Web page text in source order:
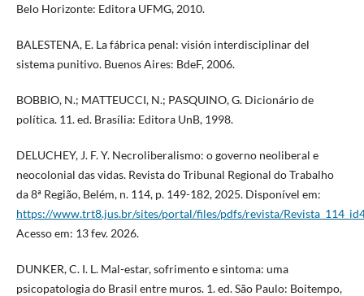
Belo Horizonte: Editora UFMG, 2010.
BALESTENA, E. La fábrica penal: visión interdisciplinar del
sistema punitivo. Buenos Aires: BdeF, 2006.
BOBBIO, N.; MATTEUCCI, N.; PASQUINO, G. Dicionário de
política. 11. ed. Brasília: Editora UnB, 1998.
DELUCHEY, J. F. Y. Necroliberalismo: o governo neoliberal e
neocolonial das vidas. Revista do Tribunal Regional do Trabalho
da 8ª Região, Belém, n. 114, p. 149-182, 2025. Disponível em:
https://www.trt8.jus.br/sites/portal/files/pdfs/revista/
Acesso em: 13 fev. 2026.
DUNKER, C. I. L. Mal-estar, sofrimento e sintoma: uma
psicopatologia do Brasil entre muros. 1. ed. São Paulo: Boitempo,